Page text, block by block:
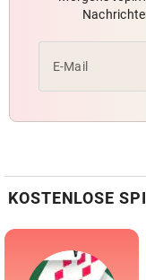
E-Mail
KOSTENLOSE